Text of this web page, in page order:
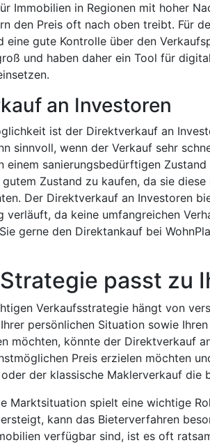
Immobilien in Regionen mit hoher
den Preis oft nach oben treibt. Für
eine gute Kontrolle über den
und haben daher ein Tool für
an Investoren
ist der Direktverkauf an
sinnvoll, wenn der Verkauf sehr
einem sanierungsbedürftigen
Zustand zu kaufen, da sie
Der Direktverkauf an Investoren
verläuft, da keine umfangreichen
gerne den Direktankauf bei
passt zu
Verkaufsstrategie hängt von
persönlichen Situation sowie
möchten, könnte der Direktverkauf
Preis erzielen möchten
der klassische Maklerverkauf die
Marktsituation spielt eine wichtige
kann das Bieterverfahren
verfügbar sind, ist es oft